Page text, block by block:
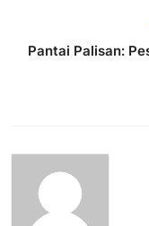
Pantai Palisan: